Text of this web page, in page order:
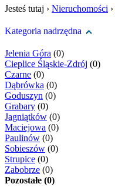
Jesteś tutaj › Nieruchomości ›
Kategoria nadrzędna
Jelenia Góra (0)
Cieplice Śląskie-Zdrój (0)
Czarne (0)
Dąbrówka (0)
Goduszyn (0)
Grabary (0)
Jagniątków (0)
Maciejowa (0)
Paulinów (0)
Sobieszów (0)
Strupice (0)
Zabobrze (0)
Pozostałe (0)